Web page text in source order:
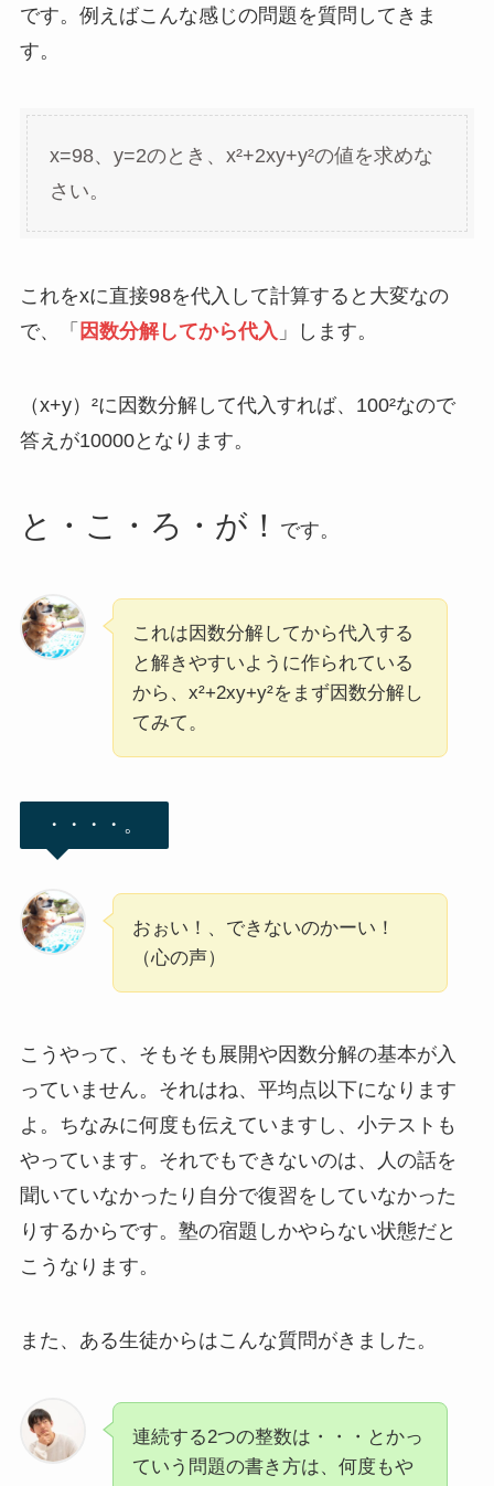
です。例えばこんな感じの問題を質問してきま
す。
x=98、y=2のとき、x²+2xy+y²の値を求めな
さい。
これをxに直接98を代入して計算すると大変なの
で、「 因数分解してから代入 」します。
（x+y）²に因数分解して代入すれば、100²なので
答えが10000となります。
と・こ・ろ・が！ です。
これは因数分解してから代入する
と解きやすいように作られている
から、x²+2xy+y²をまず因数分解し
てみて。
・・・・。
おぉい！、できないのかーい！
（心の声）
こうやって、そもそも展開や因数分解の基本が入
っていません。それはね、平均点以下になります
よ。ちなみに何度も伝えていますし、小テストも
やっています。それでもできないのは、人の話を
聞いていなかったり自分で復習をしていなかった
りするからです。塾の宿題しかやらない状態だと
こうなります。
また、ある生徒からはこんな質問がきました。
連続する2つの整数は・・・とかっ
ていう問題の書き方は、何度もや